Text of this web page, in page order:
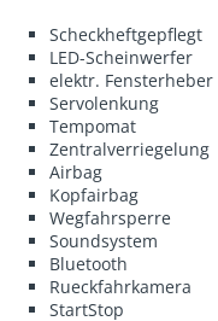
Scheckheftgepflegt
LED-Scheinwerfer
elektr. Fensterheber
Servolenkung
Tempomat
Zentralverriegelung
Airbag
Kopfairbag
Wegfahrsperre
Soundsystem
Bluetooth
Rueckfahrkamera
StartStop